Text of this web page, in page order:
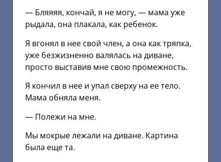
— Бляяяя, кончай, я не могу, — мама уже
рыдала, она плакала, как ребенок.
Я вгонял в нее свой член, а она как тряпка,
уже безжизненно валялась на диване,
просто выставив мне свою промежность.
Я кончил в нее и упал сверху на ее тело.
Мама обняла меня.
— Полежи на мне.
Мы мокрые лежали на диване. Картина
была еще та.